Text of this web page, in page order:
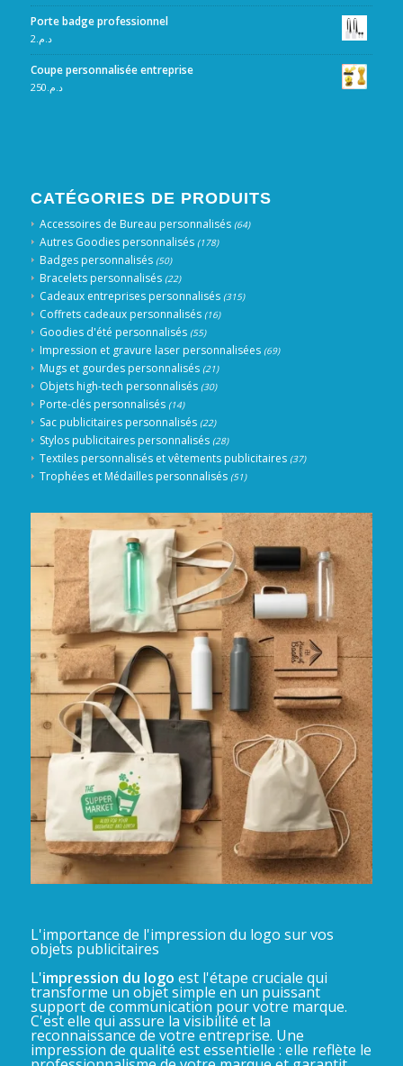
Porte badge professionnel
د.م.2
Coupe personnalisée entreprise
د.م.250
CATÉGORIES DE PRODUITS
Accessoires de Bureau personnalisés (64)
Autres Goodies personnalisés (178)
Badges personnalisés (50)
Bracelets personnalisés (22)
Cadeaux entreprises personnalisés (315)
Coffrets cadeaux personnalisés (16)
Goodies d'été personnalisés (55)
Impression et gravure laser personnalisées (69)
Mugs et gourdes personnalisés (21)
Objets high-tech personnalisés (30)
Porte-clés personnalisés (14)
Sac publicitaires personnalisés (22)
Stylos publicitaires personnalisés (28)
Textiles personnalisés et vêtements publicitaires (37)
Trophées et Médailles personnalisés (51)
L'importance de l'impression du logo sur vos
objets publicitaires
L'impression du logo est l'étape cruciale qui
transforme un objet simple en un puissant
support de communication pour votre marque.
C'est elle qui assure la visibilité et la
reconnaissance de votre entreprise. Une
impression de qualité est essentielle : elle reflète le